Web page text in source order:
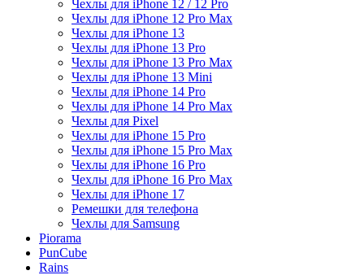
Чехлы для iPhone 12 / 12 Pro
Чехлы для iPhone 12 Pro Max
Чехлы для iPhone 13
Чехлы для iPhone 13 Pro
Чехлы для iPhone 13 Pro Max
Чехлы для iPhone 13 Mini
Чехлы для iPhone 14 Pro
Чехлы для iPhone 14 Pro Max
Чехлы для Pixel
Чехлы для iPhone 15 Pro
Чехлы для iPhone 15 Pro Max
Чехлы для iPhone 16 Pro
Чехлы для iPhone 16 Pro Max
Чехлы для iPhone 17
Ремешки для телефона
Чехлы для Samsung
Piorama
PunCube
Rains